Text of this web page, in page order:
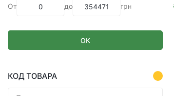
От до грн
ОК
КОД ТОВАРА